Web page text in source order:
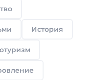
История